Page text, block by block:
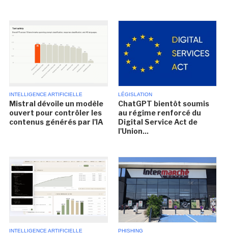
INTELLIGENCE ARTIFICIELLE
Mistral dévoile un modèle
ouvert pour contrôler les
contenus générés par l'IA
LÉGISLATION
ChatGPT bientôt soumis
au régime renforcé du
Digital Service Act de
l'Union...
INTELLIGENCE ARTIFICIELLE PHISHING